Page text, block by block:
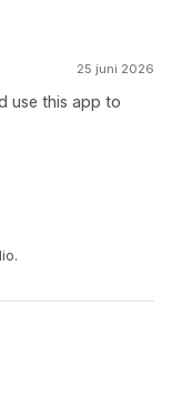
25 juni 2026
use this app to